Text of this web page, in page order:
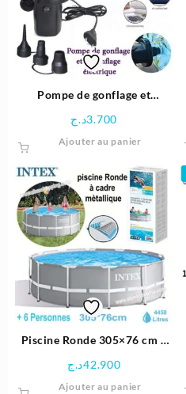
Pompe de gonflage et
STERMAY
3.700د.ج
Ajouter au panier
Piscine Ronde 305×76 cm à
42.900د.ج
Ajouter au panier